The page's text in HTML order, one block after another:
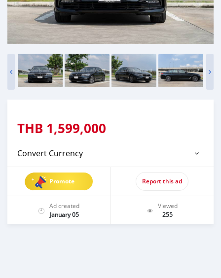
THB 1,599,000
Convert Currency
Promote Report this ad
Ad created
January 05
Viewed
255